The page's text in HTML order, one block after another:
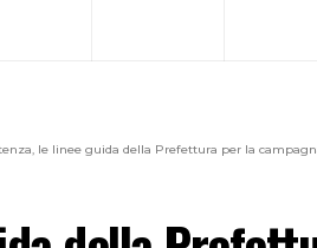
le linee guida della Prefettura per la